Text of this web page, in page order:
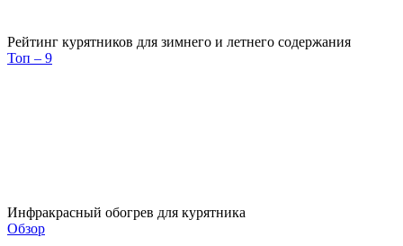
Рейтинг курятников для зимнего и летнего содержания
Топ – 9
Инфракрасный обогрев для курятника
Обзор